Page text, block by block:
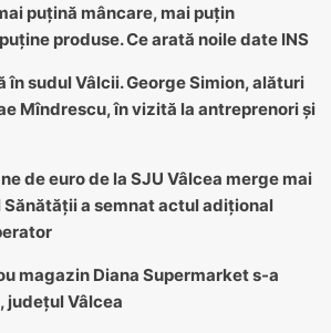
puțină mâncare, mai puțin
produse. Ce arată noile date INS
în sudul Vâlcii. George Simion, alături
Mîndrescu, în vizită la antreprenori și
de euro de la SJU Vâlcea merge mai
a semnat actul adițional
magazin Diana Supermarket s-a
județul Vâlcea